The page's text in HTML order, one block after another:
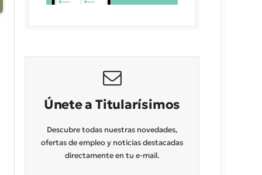
Únete a Titularísimos
Descubre todas nuestras novedades,
ofertas de empleo y noticias destacadas
directamente en tu e-mail.